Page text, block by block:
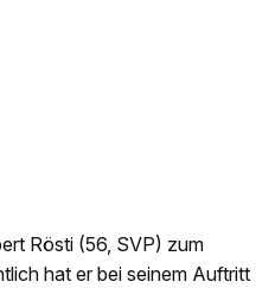
Rösti (56, SVP) zum
hat er bei seinem Auftritt